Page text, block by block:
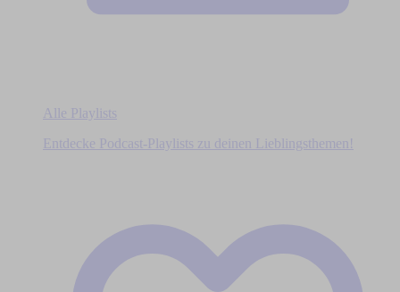
Alle Playlists
Entdecke Podcast-Playlists zu deinen Lieblingsthemen!